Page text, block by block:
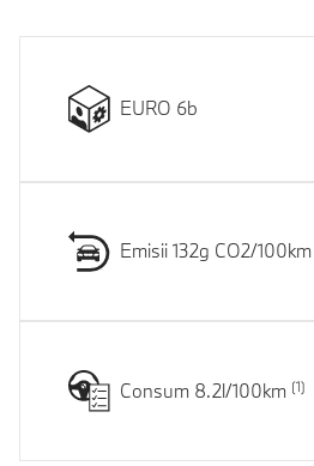
EURO 6b
Emisii 132g CO2/100km
Consum 8.2l/100km